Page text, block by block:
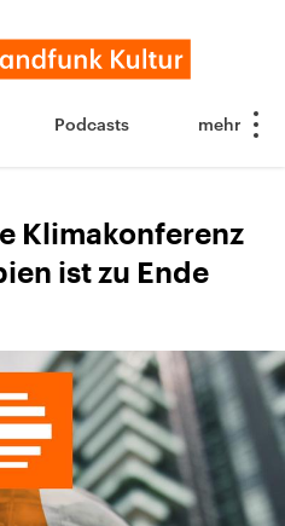
Podcasts
Klimakonferenz
ist zu Ende